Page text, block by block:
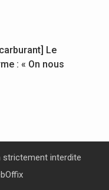
Le
: « On nous
interdite